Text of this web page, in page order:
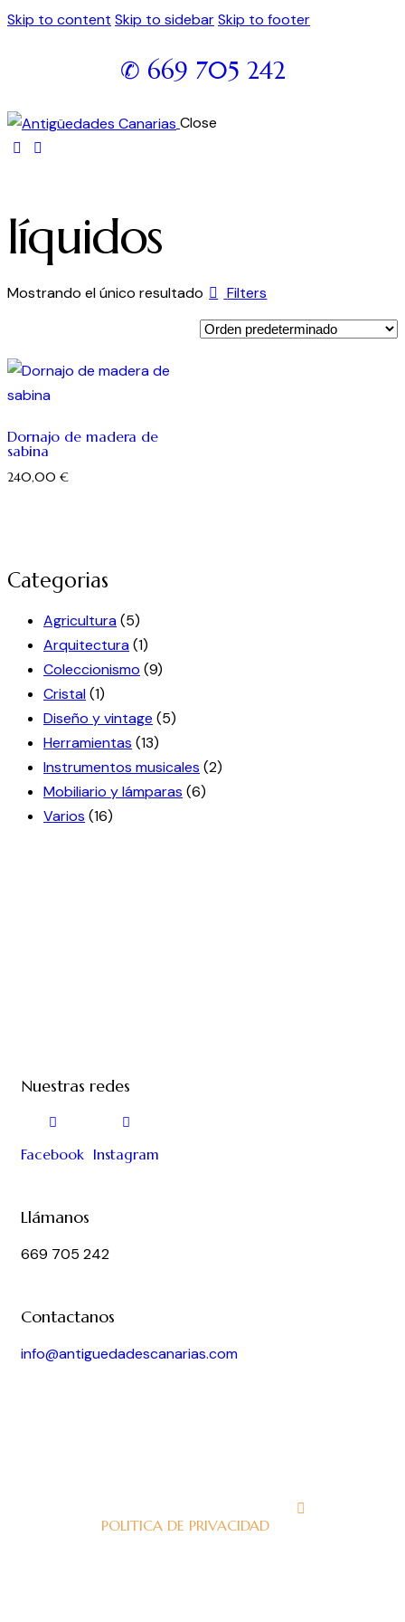
Skip to content Skip to sidebarSkip to footer
✆ 669 705 242
Close
líquidos
Mostrando el único resultado Filters
Dornajo de madera de
sabina
240,00 €
Categorias
Agricultura(5)
Arquitectura(1)
Coleccionismo (9)
Cristal(1)
Diseño y vintage (5)
Herramientas (13)
Instrumentos musicales (2)
Mobiliario y lámparas (6)
Varios (16)
Nuestras redes
Facebook Instagram
Llámanos
669 705 242
Contactanos
info@antiguedadescanarias.com
POLITICA DE PRIVACIDAD